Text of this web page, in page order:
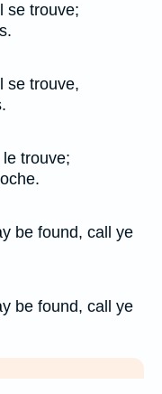
se trouve;
se trouve,
trouve;
be found, call ye
be found, call ye